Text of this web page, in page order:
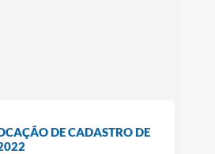
DE CADASTRO DE